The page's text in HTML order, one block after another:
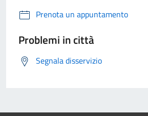
Prenota un appuntamento
Problemi in città
Segnala disservizio